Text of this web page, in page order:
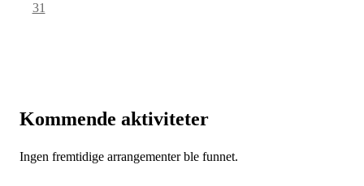
31
Kommende aktiviteter
Ingen fremtidige arrangementer ble funnet.